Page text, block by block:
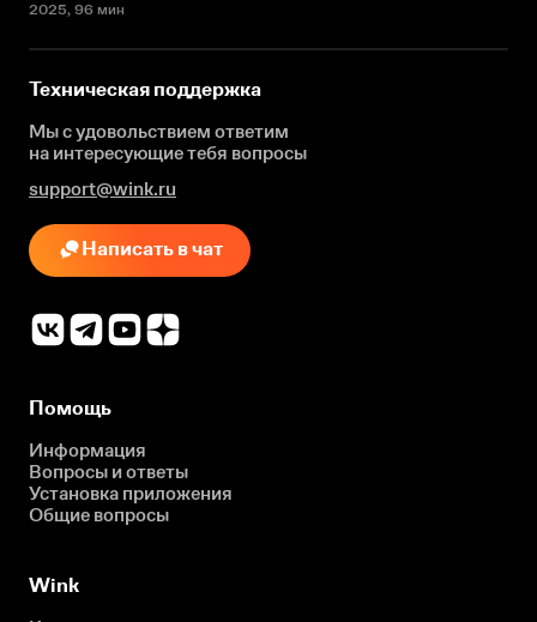
2025, 96 мин
Техническая поддержка
Мы с удовольствием ответим
на интересующиетебя вопросы
support@wink.ru
Написать в чат
Помощь
Информация
Вопросы и ответы
Установка приложения
Общие вопросы
Wink